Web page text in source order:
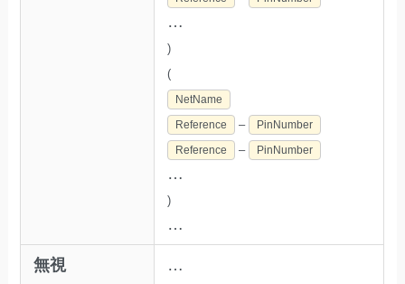
…
)
(
NetName
Reference
–
PinNumber
Reference
– PinNumber
…
)
…
無視 …